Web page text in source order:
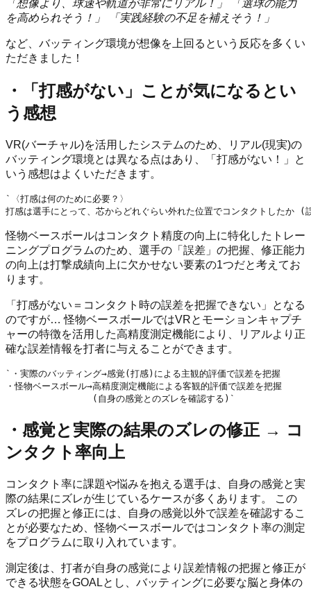
「想像より、球速や軌道が非常にリアル！」 「選球の能力
を高められそう！」 「実践経験の不足を補えそう！」
など、バッティング環境が想像を上回るという反応を多くい
ただきました！
・「打感がない」ことが気になるとい
う感想
VR(バーチャル)を活用したシステムのため、リアル(現実)の
バッティング環境とは異なる点はあり、「打感がない！」と
いう感想はよくいただきます。
`〈打感は何のために必要？〉
怪物ベースボールはコンタクト精度の向上に特化したトレー
ニングプログラムのため、選手の「誤差」の把握、修正能力
の向上は打撃成績向上に欠かせない要素の1つだと考えてお
ります。
「打感がない＝コンタクト時の誤差を把握できない」となる
のですが… 怪物ベースボールではVRとモーションキャプチ
ャーの特徴を活用した高精度測定機能により、リアルより正
確な誤差情報を打者に与えることができます。
`・実際のバッティング→感覚(打感)による主観的評価で誤差を把握
・怪物ベースボール→高精度測定機能による客観的評価で誤差を把握
・感覚と実際の結果のズレの修正 → コ
ンタクト率向上
コンタクト率に課題や悩みを抱える選手は、自身の感覚と実
際の結果にズレが生じているケースが多くあります。 この
ズレの把握と修正には、自身の感覚以外で誤差を確認するこ
とが必要なため、怪物ベースボールではコンタクト率の測定
をプログラムに取り入れています。
測定後は、打者が自身の感覚により誤差情報の把握と修正が
できる状態をGOALとし、バッティングに必要な脳と身体の